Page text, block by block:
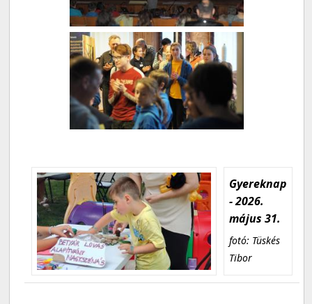
Gyereknap
- 2026.
május 31.
fotó: Tüskés
Tibor